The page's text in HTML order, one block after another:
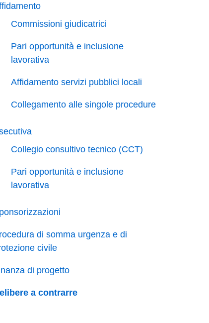
Commissioni giudicatrici
Pari opportunità e inclusione
lavorativa
Affidamento servizi pubblici locali
Collegamento alle singole procedure
Collegio consultivo tecnico (CCT)
Pari opportunità e inclusione
lavorativa
di somma urgenza e di
civile
di progetto
a contrarre